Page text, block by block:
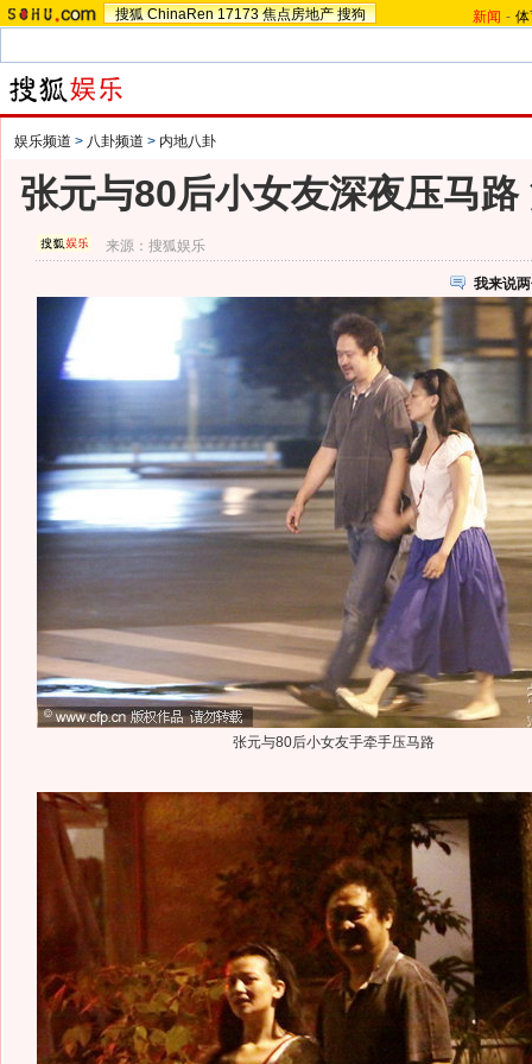
搜狐 ChinaRen 17173 焦点房地产 搜狗 新闻 -
娱乐频道 > 八卦频道 > 内地八卦
张元与80后小女友深夜压马
来源：搜狐娱乐
我来说
张元与80后小女友手牵手压马路